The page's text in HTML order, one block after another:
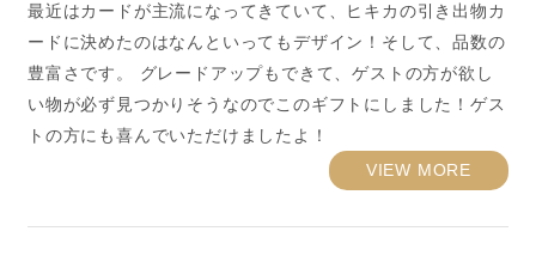
最近はカードが主流になってきていて、ヒキカの引き出物カ
ードに決めたのはなんといってもデザイン！そして、品数の
豊富さです。 グレードアップもできて、ゲストの方が欲し
い物が必ず見つかりそうなのでこのギフトにしました！ゲス
トの方にも喜んでいただけましたよ！
VIEW MORE